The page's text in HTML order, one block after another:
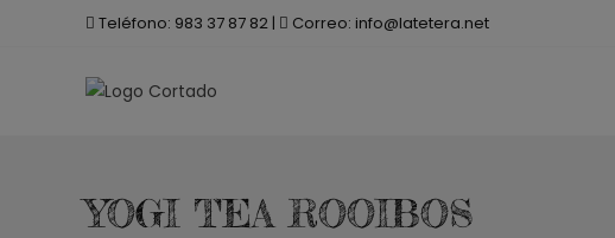
Teléfono: 983 37 87 82 | Correo: info@latetera.net
YOGI TEA ROOIBOS